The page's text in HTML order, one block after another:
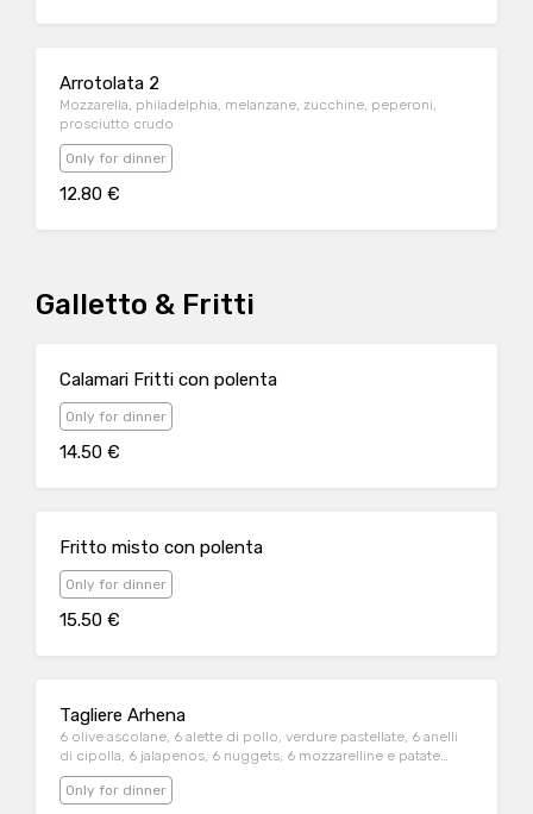
Arrotolata 2
Mozzarella, philadelphia, melanzane, zucchine, peperoni,
prosciutto crudo
Only for dinner
12.80 €
Galletto & Fritti
Calamari Fritti con polenta
Only for dinner
14.50 €
Fritto misto con polenta
Only for dinner
15.50 €
Tagliere Arhena
6 olive ascolane, 6 alette di pollo, verdure pastellate, 6 anelli
di cipolla, 6 jalapenos, 6 nuggets, 6 mozzarelline e patate
fritte
Only for dinner